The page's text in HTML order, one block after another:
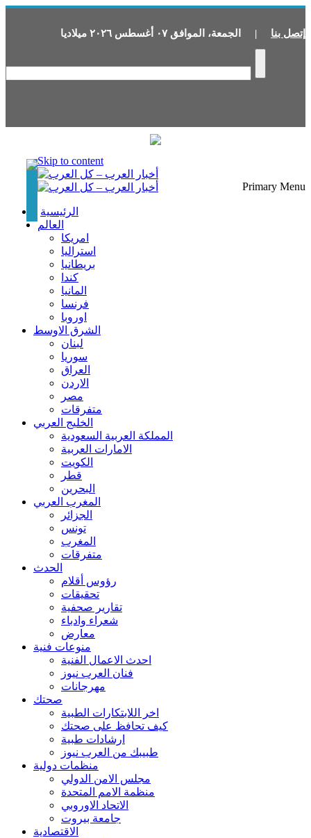
إتصل بنا | الجمعة، الموافق ٠٧ أغسطس ٢٠٢٦ ميلاديا
Skip to content
Primary Menu
الرئيسية
العالم
امريكا
استراليا
بريطانيا
كندا
المانيا
فرنسا
اوروبا
الشرق الاوسط
لبنان
سوريا
العراق
الاردن
مصر
متفرقات
الخليج العربي
المملكة العربية السعودية
الامارات العربية
الكويت
قطر
البحرين
المغرب العربي
الجزائر
تونس
المغرب
متفرقات
الحدث
رؤوس أقلام
تحقيقات
تقارير صحفية
شعراء وادباء
معارض
منوعات فنية
احدث الاعمال الفنية
فنان العرب نيوز
مهرجانات
صحتك
اخر اللابتكارات الطبية
كيف تحافظ على صحتك
ارشادات طبية
طبيبك من العرب نيوز
منظمات دولية
مجلس الامن الدولي
منظمة الامم المتحدة
الاتحاد الاوروبي
جامعة بيروت
الاقتصادية